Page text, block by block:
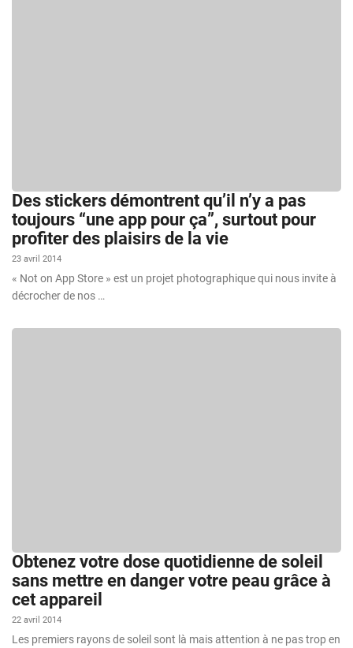
Des stickers démontrent qu’il n’y a pas
toujours “une app pour ça”, surtout pour
profiter des plaisirs de la vie
23 avril 2014
« Not on App Store » est un projet photographique qui nous invite à
décrocher de nos …
Obtenez votre dose quotidienne de soleil
sans mettre en danger votre peau grâce à
cet appareil
22 avril 2014
Les premiers rayons de soleil sont là mais attention à ne pas trop en